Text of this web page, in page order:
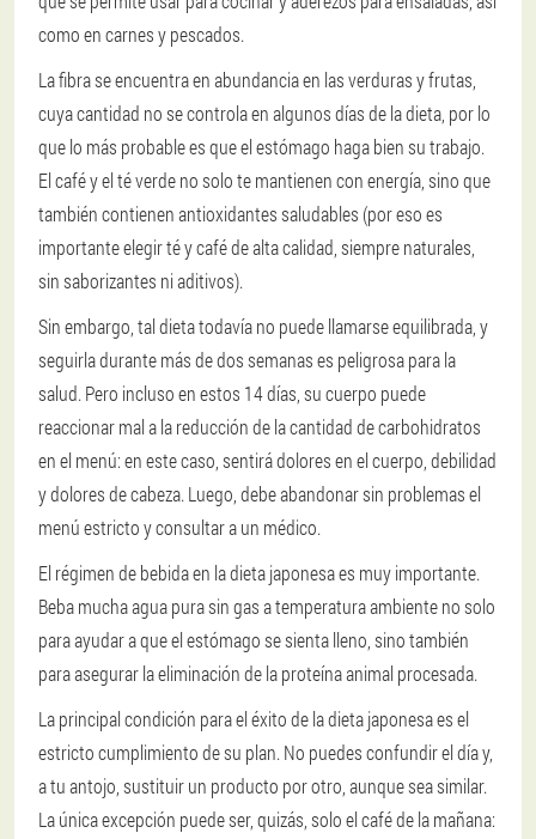
como en carnes y pescados.
La fibra se encuentra en abundancia en las verduras y frutas,
cuya cantidad no se controla en algunos días de la dieta, por lo
que lo más probable es que el estómago haga bien su trabajo.
El café y el té verde no solo te mantienen con energía, sino que
también contienen antioxidantes saludables (por eso es
importante elegir té y café de alta calidad, siempre naturales,
sin saborizantes ni aditivos).
Sin embargo, tal dieta todavía no puede llamarse equilibrada, y
seguirla durante más de dos semanas es peligrosa para la
salud. Pero incluso en estos 14 días, su cuerpo puede
reaccionar mal a la reducción de la cantidad de carbohidratos
en el menú: en este caso, sentirá dolores en el cuerpo, debilidad
y dolores de cabeza. Luego, debe abandonar sin problemas el
menú estricto y consultar a un médico.
El régimen de bebida en la dieta japonesa es muy importante.
Beba mucha agua pura sin gas a temperatura ambiente no solo
para ayudar a que el estómago se sienta lleno, sino también
para asegurar la eliminación de la proteína animal procesada.
La principal condición para el éxito de la dieta japonesa es el
estricto cumplimiento de su plan. No puedes confundir el día y,
a tu antojo, sustituir un producto por otro, aunque sea similar.
La única excepción puede ser, quizás, solo el café de la mañana: